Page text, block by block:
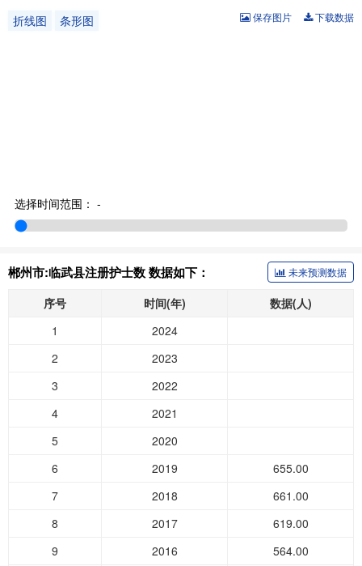
折线图 条形图 下载数据
保存图片
选择时间范围： -
郴州市:临武县注册护士数 数据如下： 未来预测数据
序号 时间(年)
数据(人)
1
2024
2
2023
3
2022
4
2021
5
2020
6
2019
655.00
7
2018
661.00
8
2017
619.00
9
2016
564.00